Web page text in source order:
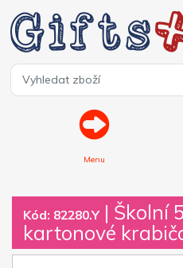
Menu
Kód: 82280.Y| Školní
kartonové